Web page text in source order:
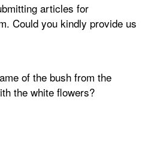
articles for
Could you kindly provide us
of the bush from the
the white flowers?